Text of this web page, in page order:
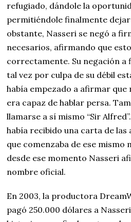
refugiado, dándole la
permitiéndole finalmente
obstante, Nasseri se negó a
necesarios, afirmando que
correctamente. Su negación a
tal vez por culpa de su débil
había empezado a afirmar que
era capaz de hablar persa.
llamarse a sí mismo “Sir
había recibido una carta de
que comenzaba de ese mismo
desde ese momento Nasseri
nombre oficial.
En 2003, la productora
pagó 250.000 dólares a